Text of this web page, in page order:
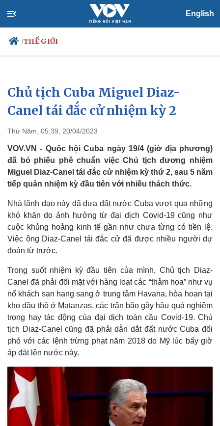
English
/THẾ GIỚI
Chính trị
Đảng
Tổ chức nhân sự
Nhận diện sự thật
Xã hội
Tin 24h
Dự báo thời tiết
Việc làm
Biển đảo
Chủ tịch Cuba Miguel Diaz-
Canel tái đắc cử nhiệm kỳ 2
Thứ Năm, 05:39, 20/04/2023
VOV.VN - Quốc hội Cuba ngày 19/4 (giờ địa phương)
đã bỏ phiếu phê chuẩn việc Chủ tịch đương nhiệm
Miguel Diaz-Canel tái đắc cử nhiệm kỳ thứ 2, sau 5 năm
tiếp quản nhiệm kỳ đầu tiên với nhiều thách thức.
Nhà lãnh đạo này đã đưa đất nước Cuba vượt qua những
khó khăn do ảnh hưởng từ đại dịch Covid-19 cũng như
cuộc khủng hoảng kinh tế gần như chưa từng có tiền lệ.
Việc ông Diaz-Canel tái đắc cử đã được nhiều người dự
đoán từ trước.
Trong suốt nhiệm kỳ đầu tiên của mình, Chủ tịch Diaz-
Canel đã phải đối mặt với hàng loạt các “thảm họa” như vụ
nổ khách sạn hạng sang ở trung tâm Havana, hỏa hoạn tại
kho dầu thô ở Matanzas, các trận bão gây hậu quả nghiêm
trọng hay tác động của đại dịch toàn cầu Covid-19. Chủ
tịch Diaz-Canel cũng đã phải dẫn dắt đất nước Cuba đối
phó với các lệnh trừng phạt năm 2018 do Mỹ lúc bấy giờ
áp đặt lên nước này.